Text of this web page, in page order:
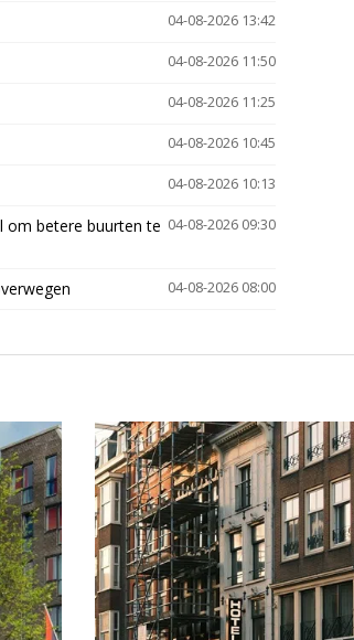
04-08-2026 13:42
04-08-2026 11:50
04-08-2026 11:25
04-08-2026 10:45
04-08-2026 10:13
04-08-2026 09:30
om betere buurten te
04-08-2026 08:00